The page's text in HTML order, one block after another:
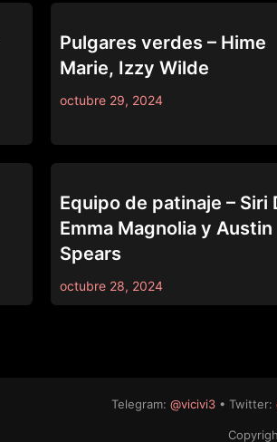
Pulgares verdes – Hime
Marie, Izzy Wilde
octubre 29, 2024
Equipo de patinaje – Siri
Emma Magnolia y Austin
Spears
octubre 28, 2024
Telegram: @vicivi3 • Twitter: